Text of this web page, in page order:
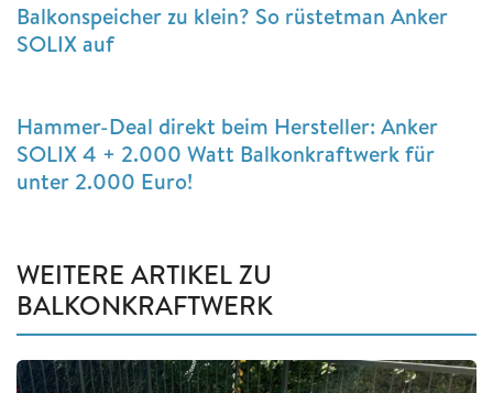
Balkonspeicher zu klein? So rüstetman Anker
SOLIX auf
Hammer-Deal direkt beim Hersteller: Anker
SOLIX 4 + 2.000 Watt Balkonkraftwerk für
unter 2.000 Euro!
WEITERE ARTIKEL ZU
BALKONKRAFTWERK